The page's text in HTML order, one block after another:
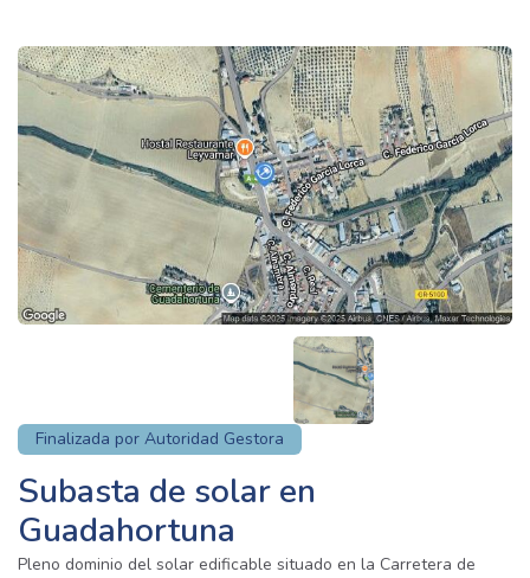
Finalizada por Autoridad Gestora
Subasta de solar en
Guadahortuna
Pleno dominio del solar edificable situado en la Carretera de